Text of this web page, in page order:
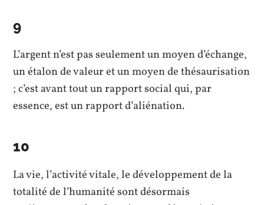
9
L’argent n’est pas seulement un moyen d’échange,
un étalon de valeur et un moyen de thésaurisation
; c’est avant tout un rapport social qui, par
essence, est un rapport d’aliénation.
10
La vie, l’activité vitale, le développement de la
totalité de l’humanité sont désormais